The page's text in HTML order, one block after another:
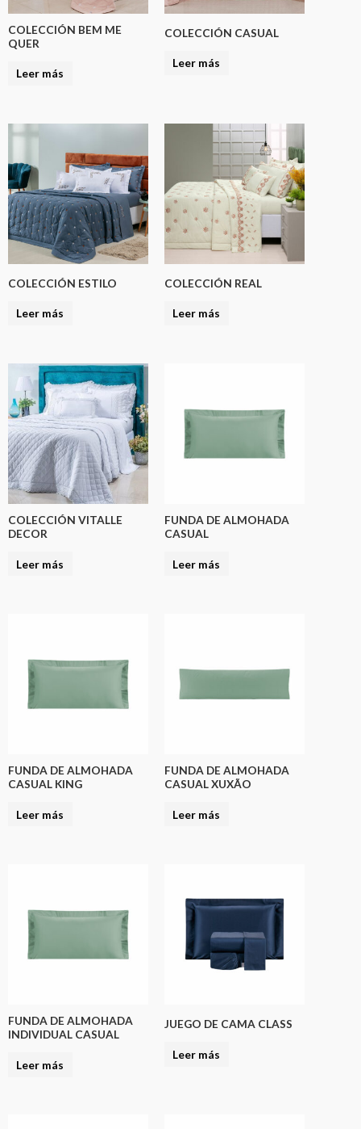
COLECCIÓN BEM ME
QUER
Leer más
COLECCIÓN CASUAL
Leer más
COLECCIÓN ESTILO
Leer más
COLECCIÓN REAL
Leer más
COLECCIÓN VITALLE
DECOR
Leer más
FUNDA DE ALMOHADA
CASUAL
Leer más
FUNDA DE ALMOHADA
CASUAL KING
Leer más
FUNDA DE ALMOHADA
CASUAL XUXÃO
Leer más
FUNDA DE ALMOHADA
INDIVIDUAL CASUAL
Leer más
JUEGO DE CAMA CLASS
Leer más